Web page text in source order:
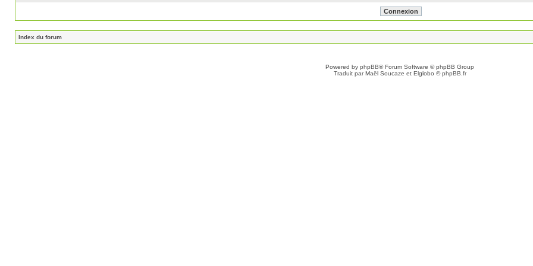
Index du forum
Powered by phpBB® Forum Software © phpBB Group
Traduit par Maël Soucaze et Elglobo ©phpBB.fr